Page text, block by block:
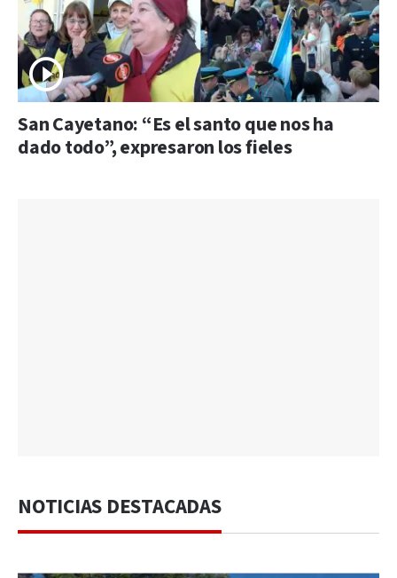
San Cayetano: “Es el santo que nos ha
dado todo”, expresaron los fieles
NOTICIAS DESTACADAS